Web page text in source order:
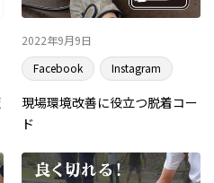
2022年9月9日
Facebook
Instagram
現場環境改善に役立つ脱着コー
ド